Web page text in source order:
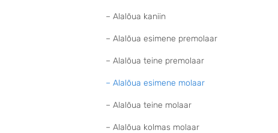
– Alalõua kaniin
– Alalõua esimene premolaar
– Alalõua teine premolaar
– Alalõua esimene molaar
– Alalõua teine molaar
– Alalõua kolmas molaar